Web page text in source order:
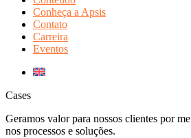
Conheça a Apsis
Contato
Carreira
Eventos
Cases
Geramos valor para nossos clientes por
nos processos e soluções.